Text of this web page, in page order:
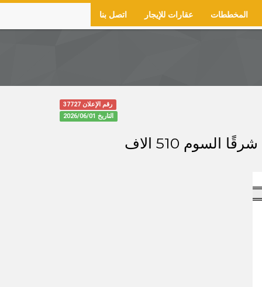
اتصل بنا عقارات للإيجار المخططات
رقم الإعلان 37727
التاريخ 2026/06/01